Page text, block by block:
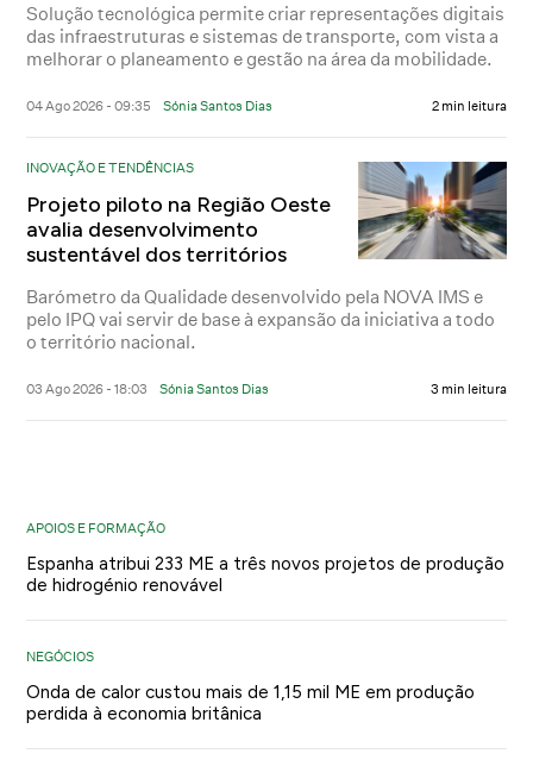
Solução tecnológica permite criar representações digitais
das infraestruturas e sistemas de transporte, com vista a
melhorar o planeamento e gestão na área da mobilidade.
04 Ago 2026 - 09:35 Sónia Santos Dias 2 min leitura
INOVAÇÃO E TENDÊNCIAS
Projeto piloto na Região Oeste
avalia desenvolvimento
sustentável dos territórios
Barómetro da Qualidade desenvolvido pela NOVA IMS e
pelo IPQ vai servir de base à expansão da iniciativa a todo
o território nacional.
03 Ago 2026 - 18:03 Sónia Santos Dias 3 min leitura
APOIOS E FORMAÇÃO
Espanha atribui 233 ME a três novos projetos de produção
de hidrogénio renovável
NEGÓCIOS
Onda de calor custou mais de 1,15 mil ME em produção
perdida à economia britânica